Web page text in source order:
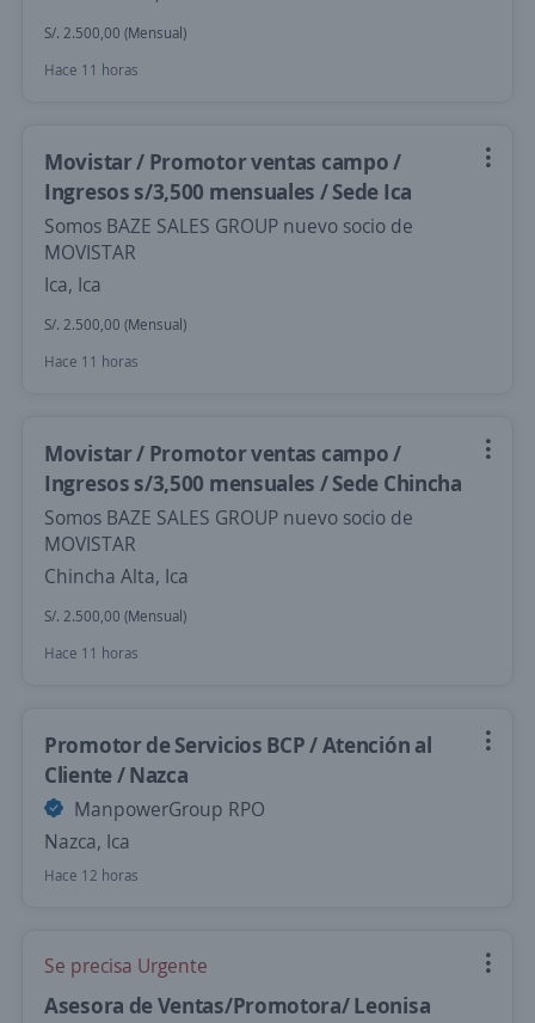
S/. 2.500,00 (Mensual)
Hace 11 horas
Movistar / Promotor ventas campo /
Ingresos s/3,500 mensuales / Sede Ica
Somos BAZE SALES GROUP nuevo socio de
MOVISTAR
Ica, Ica
S/. 2.500,00 (Mensual)
Hace 11 horas
Movistar / Promotor ventas campo /
Ingresos s/3,500 mensuales / Sede Chincha
Somos BAZE SALES GROUP nuevo socio de
MOVISTAR
Chincha Alta, Ica
S/. 2.500,00 (Mensual)
Hace 11 horas
Promotor de Servicios BCP / Atención al
Cliente / Nazca
ManpowerGroup RPO
Nazca, Ica
Hace 12 horas
Se precisa Urgente
Asesora de Ventas/Promotora/ Leonisa